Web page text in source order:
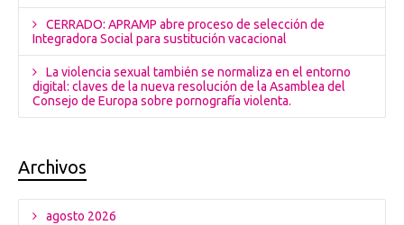
CERRADO: APRAMP abre proceso de selección de
Integradora Social para sustitución vacacional
La violencia sexual también se normaliza en el entorno
digital: claves de la nueva resolución de la Asamblea del
Consejo de Europa sobre pornografía violenta.
Archivos
agosto 2026